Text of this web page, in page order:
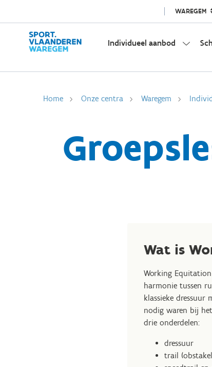
WAREGEM
Individueel aanbod
Home Onze centra Waregem
Wat is
Working
harmonie tussen
klassieke dressuur
nodig waren bij
drie onderdelen:
dressuur
trail